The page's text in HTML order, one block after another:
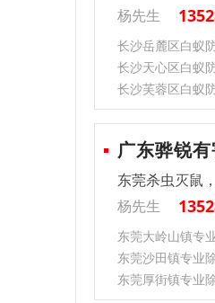
杨先生
长沙岳麓区白蚁
长沙天心区白蚁
长沙芙蓉区白蚁
广东骅锐
东莞杀虫灭鼠
杨先生
东莞大岭山镇专
东莞沙田镇专业
东莞厚街镇专业